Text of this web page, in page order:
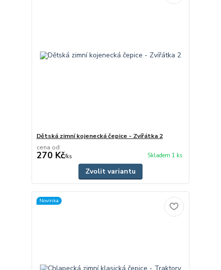
Dětská zimní kojenecká čepice - Zvířátka 2
cena od
270 Kč/ks Skladem 1 ks
Zvolit variantu
Novinka